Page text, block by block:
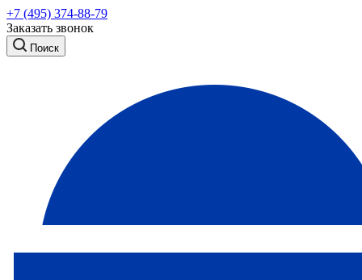
+7 (495) 374-88-79
Заказать звонок
Поиск